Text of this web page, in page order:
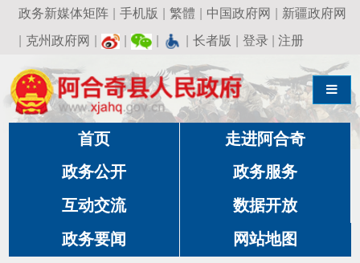
政务新媒体矩阵 | 手机版 繁體 | 中国政府网 | 新疆政府网
克州政府网 | | | 长者版 | 登录|注册
导航切换
首页 走进阿合奇
政务公开 政务服务
互动交流 数据开放
政务要闻 网站地图